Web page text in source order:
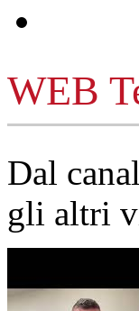
WEB
Dal
gli altri